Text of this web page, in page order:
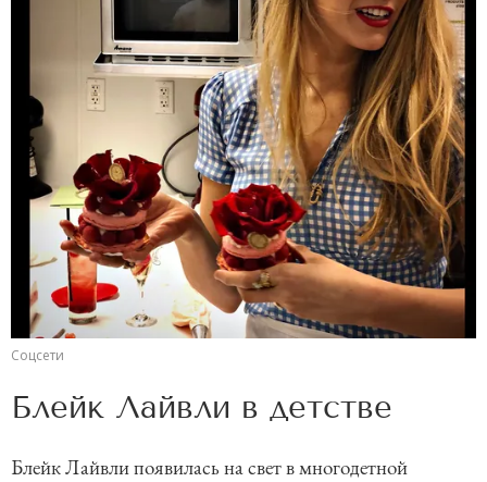
Соцсети
Блейк Лайвли в детстве
Блейк Лайвли появилась на свет в многодетной